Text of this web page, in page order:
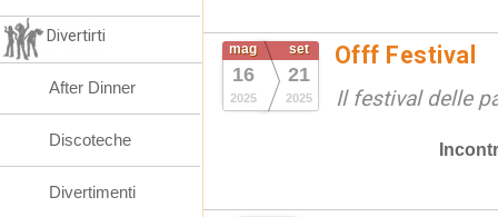
mag
16
2025
set
21
2025
Offf Festival
Il festival delle
Divertirti
After Dinner
Discoteche
Divertimenti